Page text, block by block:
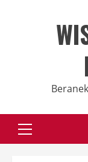
Primary
Menu